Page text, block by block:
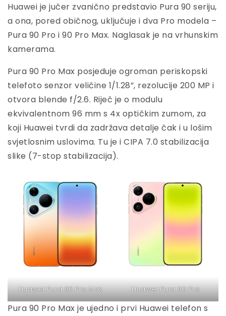
Huawei je jučer zvanično predstavio Pura 90 seriju,
a ona, pored običnog, uključuje i dva Pro modela –
Pura 90 Pro i 90 Pro Max. Naglasak je na vrhunskim
kamerama.
Pura 90 Pro Max posjeduje ogroman periskopski
telefoto senzor veličine 1/1.28”, rezolucije 200 MP i
otvora blende f/2.6. Riječ je o modulu
ekvivalentnom 96 mm s 4x optičkim zumom, za
koji Huawei tvrdi da zadržava detalje čak i u lošim
svjetlosnim uslovima. Tu je i CIPA 7.0 stabilizacija
slike (7-stop stabilizacija).
Huawei Pura 90 Pro Max Huawei Pura 90 Pro
Pura 90 Pro Max je ujedno i prvi Huawei telefon s